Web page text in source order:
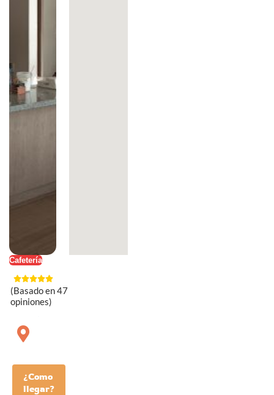
Cafetería
(Basado en 47
opiniones)
¿Como
llegar?